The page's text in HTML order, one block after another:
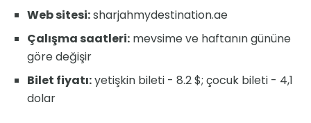
Web sitesi:sharjahmydestination.ae
Çalışma saatleri: mevsime ve haftanın gününe
göre değişir
Bilet fiyatı:yetişkin bileti - 8.2 $; çocuk bileti - 4,1
dolar